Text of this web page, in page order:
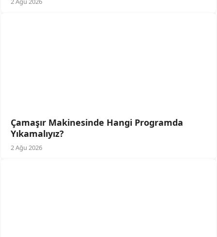
Çamaşır Makinesinde Hangi Programda
Yıkamalıyız?
2 Ağu 2026